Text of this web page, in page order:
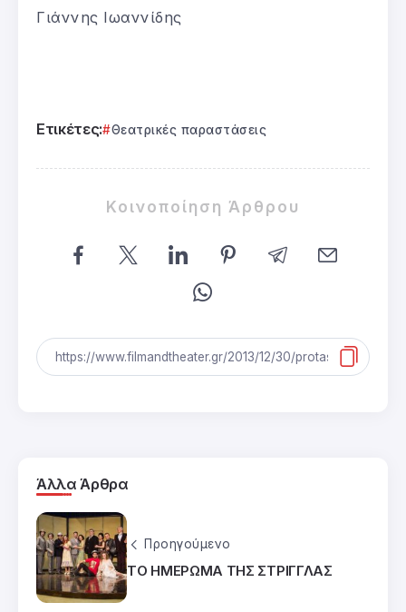
Γιάννης Ιωαννίδης
Ετικέτες: Θεατρικές παραστάσεις
Κοινοποίηση Άρθρου
Άλλα Άρθρα
Προηγούμενο
ΤΟ ΗΜΕΡΩΜΑ ΤΗΣ ΣΤΡΙΓΓΛΑΣ